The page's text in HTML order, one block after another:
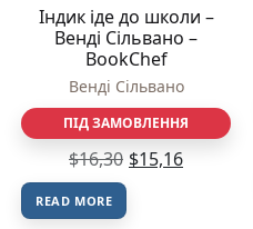
Індик іде до школи –
Венді Сільвано –
BookChef
Венді Сільвано
ПІД ЗАМОВЛЕННЯ
$16,30 $15,16
READ MORE